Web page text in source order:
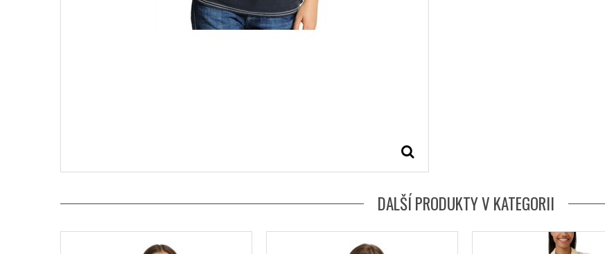
DALŠÍ PRODUKTY V KATEGORII